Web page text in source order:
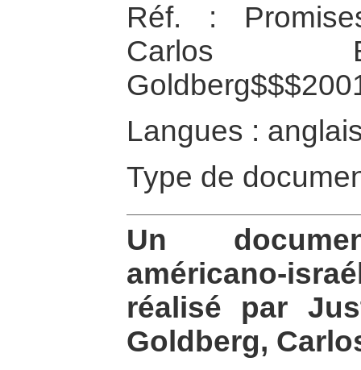
Réf. :
Carlos
Langues :
Type de
Un
américano-
réalisé par
Goldberg,